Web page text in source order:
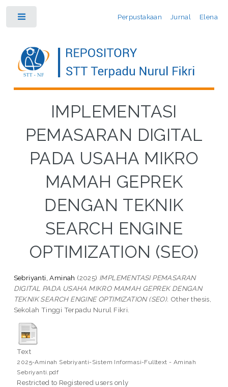
Perpustakaan Jurnal Elena
IMPLEMENTASI
PEMASARAN DIGITAL
PADA USAHA MIKRO
MAMAH GEPREK
DENGAN TEKNIK
SEARCH ENGINE
OPTIMIZATION (SEO)
Sebriyanti, Aminah (2025) IMPLEMENTASI PEMASARAN
DIGITAL PADA USAHA MIKRO MAMAH GEPREK DENGAN
TEKNIK SEARCH ENGINE OPTIMIZATION (SEO). Other thesis,
Sekolah Tinggi Terpadu Nurul Fikri.
Text
2025-Aminah Sebriyanti-Sistem Informasi-Fulltext - Aminah
Sebriyanti.pdf
Restricted to Registered users only